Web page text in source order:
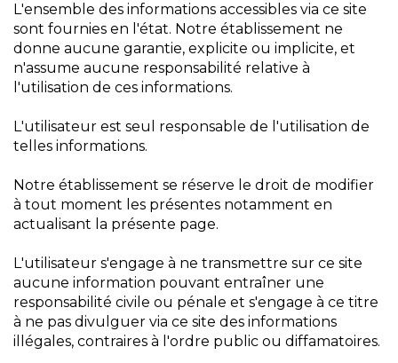
L'ensemble des informations accessibles via ce site
sont fournies en l'état. Notre établissement ne
donne aucune garantie, explicite ou implicite, et
n'assume aucune responsabilité relative à
l'utilisation de ces informations.
L'utilisateur est seul responsable de l'utilisation de
telles informations.
Notre établissement se réserve le droit de modifier
à tout moment les présentes notamment en
actualisant la présente page.
L'utilisateur s'engage à ne transmettre sur ce site
aucune information pouvant entraîner une
responsabilité civile ou pénale et s'engage à ce titre
à ne pas divulguer via ce site des informations
illégales, contraires à l'ordre public ou diffamatoires.